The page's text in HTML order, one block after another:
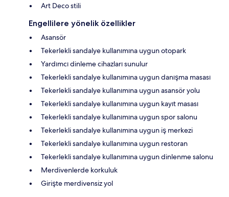
Art Deco stili
Engellilere yönelik özellikler
Asansör
Tekerlekli sandalye kullanımına uygun otopark
Yardımcı dinleme cihazları sunulur
Tekerlekli sandalye kullanımına uygun danışma masası
Tekerlekli sandalye kullanımına uygun asansör yolu
Tekerlekli sandalye kullanımına uygun kayıt masası
Tekerlekli sandalye kullanımına uygun spor salonu
Tekerlekli sandalye kullanımına uygun iş merkezi
Tekerlekli sandalye kullanımına uygun restoran
Tekerlekli sandalye kullanımına uygun dinlenme salonu
Merdivenlerde korkuluk
Girişte merdivensiz yol